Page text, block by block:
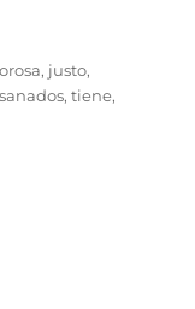
, justo,
sanados,tiene,